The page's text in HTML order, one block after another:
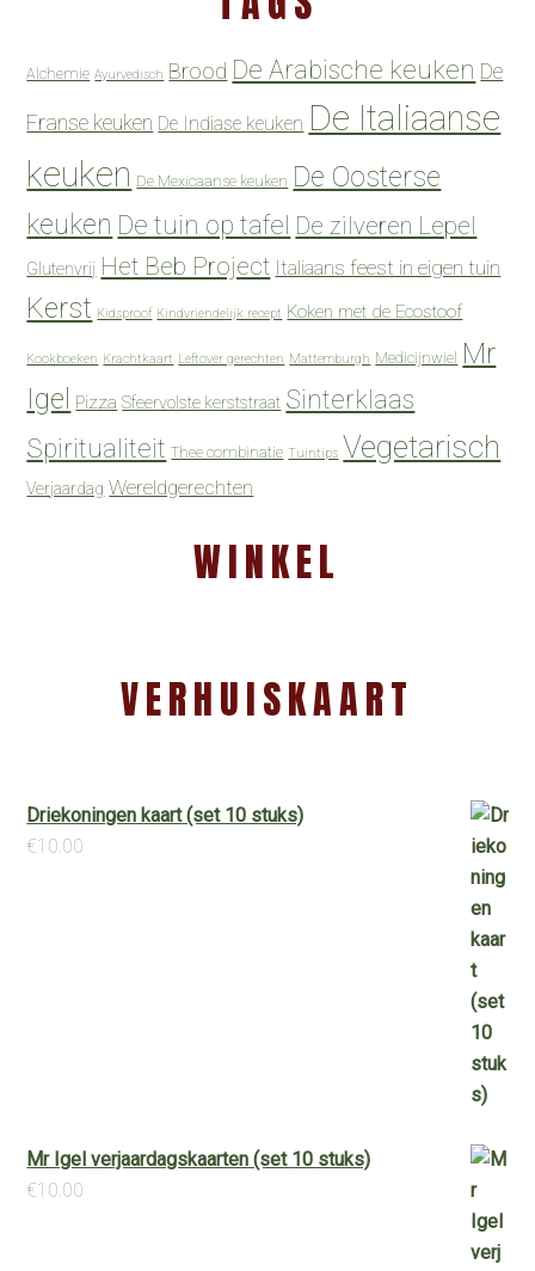
Alchemie Ayurvedisch Brood De Arabische keuken De
Franse keuken De Indiase keuken De Italiaanse
keuken De Mexicaanse keuken De Oosterse
keuken De tuin op tafel De zilveren Lepel
Glutenvrij Het Beb Project Italiaans feest in eigen tuin
Kerst Kidsproof Kindvriendelijk recept Koken met de Ecostoof
Kookboeken Krachtkaart Leftover gerechten Mattemburgh Medicijnwiel Mr
Igel
Pizza Sfeervolste kerststraat Sinterklaas
Spiritualiteit Thee combinatie Tuintips Vegetarisch
Verjaardag Wereldgerechten
WINKEL
VERHUISKAART
Driekoningen kaart (set 10 stuks)
€10.00
Mr Igel verjaardagskaarten (set 10 stuks)
€10.00